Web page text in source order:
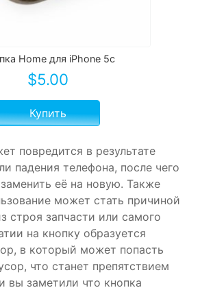
Home для iPhone 5c
$5.00
Купить
повредится в результате
падения телефона, после чего
её на новую. Также
может стать причиной
строя запчасти или самого
на кнопку образуется
в который может попасть
что станет препятствием
вы заметили что кнопка